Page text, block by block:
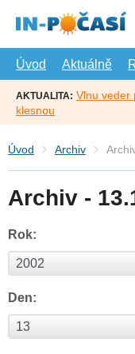
hlavní
Úvod
Aktuálně
AKTUALITA: Vlnu veder
klesnou
Úvod Archiv
Archiv -
Rok:
Den: